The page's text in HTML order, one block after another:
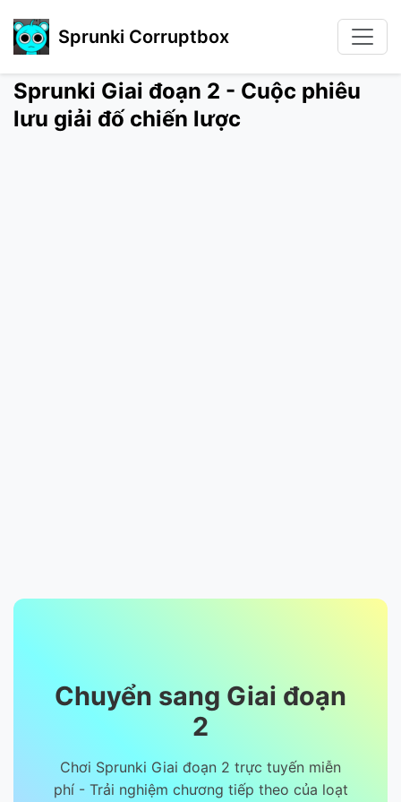
Sprunki Corruptbox
Sprunki Giai đoạn 2 - Cuộc phiêu
lưu giải đố chiến lược
Chuyển sang Giai đoạn
2
Chơi Sprunki Giai đoạn 2 trực tuyến miễn
phí - Trải nghiệm chương tiếp theo của loạt